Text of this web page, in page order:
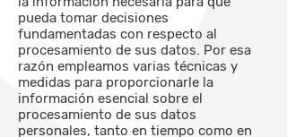
pueda tomar decisiones
fundamentadas con respecto al
procesamiento de sus datos. Por esa
razón empleamos varias técnicas y
medidas para proporcionarle la
información esencial sobre el
procesamiento de sus datos
personales, tanto en tiempo como en